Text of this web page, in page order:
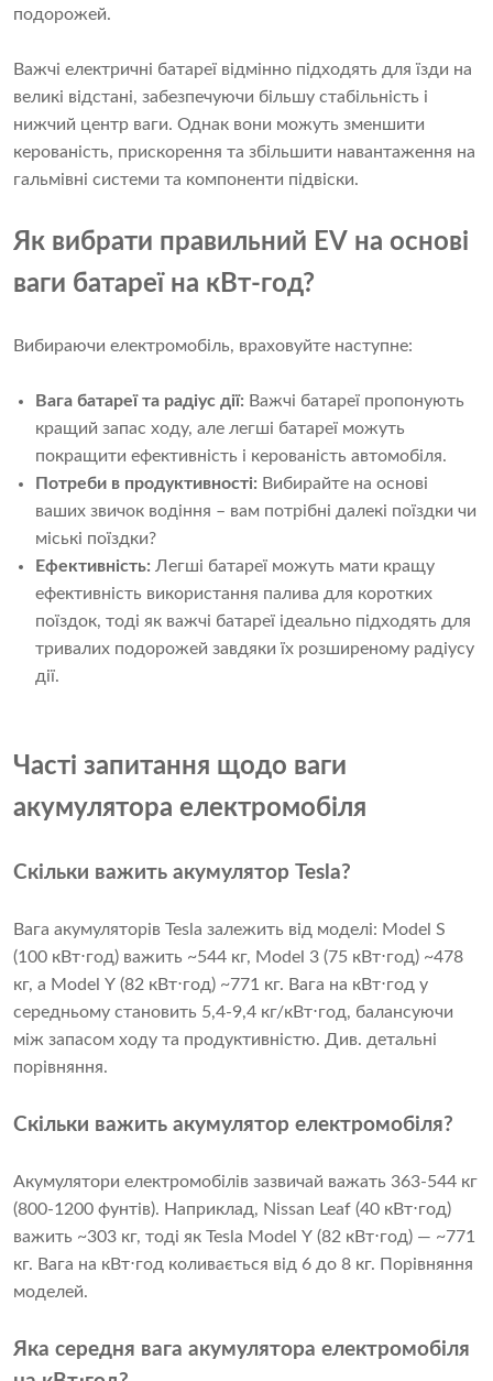
подорожей.
Важчі електричні батареї відмінно підходять для їзди на
великі відстані, забезпечуючи більшу стабільність і
нижчий центр ваги. Однак вони можуть зменшити
керованість, прискорення та збільшити навантаження на
гальмівні системи та компоненти підвіски.
Як вибрати правильний EV на основі
ваги батареї на кВт-год?
Вибираючи електромобіль, враховуйте наступне:
Вага батареї та радіус дії: Важчі батареї пропонують
кращий запас ходу, але легші батареї можуть
покращити ефективність і керованість автомобіля.
Потреби в продуктивності: Вибирайте на основі
ваших звичок водіння – вам потрібні далекі поїздки чи
міські поїздки?
Ефективність: Легші батареї можуть мати кращу
ефективність використання палива для коротких
поїздок, тоді як важчі батареї ідеально підходять для
тривалих подорожей завдяки їх розширеному радіусу
дії.
Часті запитання щодо ваги
акумулятора електромобіля
Скільки важить акумулятор Tesla?
Вага акумуляторів Tesla залежить від моделі: Model S
(100 кВт⋅год) важить ~544 кг, Model 3 (75 кВт⋅год) ~478
кг, а Model Y (82 кВт⋅год) ~771 кг. Вага на кВт⋅год у
середньому становить 5,4-9,4 кг/кВт⋅год, балансуючи
між запасом ходу та продуктивністю. Див. детальні
порівняння.
Скільки важить акумулятор електромобіля?
Акумулятори електромобілів зазвичай важать 363-544 кг
(800-1200 фунтів). Наприклад, Nissan Leaf (40 кВт⋅год)
важить ~303 кг, тоді як Tesla Model Y (82 кВт⋅год) — ~771
кг. Вага на кВт⋅год коливається від 6 до 8 кг. Порівняння
моделей.
Яка середня вага акумулятора електромобіля